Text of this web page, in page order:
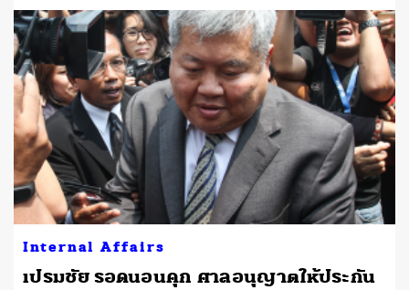
Internal Affairs
เปรมชัย รอดนอนคุก ศาลอนุญาตให้ประกัน